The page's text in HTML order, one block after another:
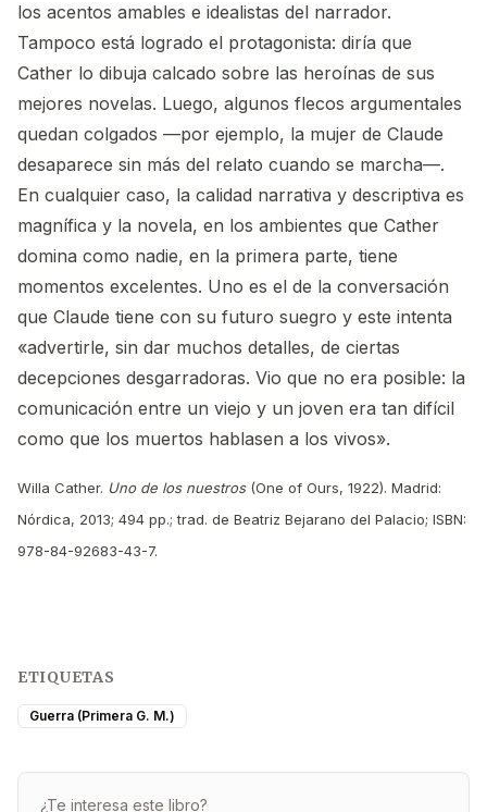
los acentos amables e idealistas del narrador.
Tampoco está logrado el protagonista: diría que
Cather lo dibuja calcado sobre las heroínas de sus
mejores novelas. Luego, algunos flecos argumentales
quedan colgados —por ejemplo, la mujer de Claude
desaparece sin más del relato cuando se marcha—.
En cualquier caso, la calidad narrativa y descriptiva es
magnífica y la novela, en los ambientes que Cather
domina como nadie, en la primera parte, tiene
momentos excelentes. Uno es el de la conversación
que Claude tiene con su futuro suegro y este intenta
«advertirle, sin dar muchos detalles, de ciertas
decepciones desgarradoras. Vio que no era posible: la
comunicación entre un viejo y un joven era tan difícil
como que los muertos hablasen a los vivos».
Willa Cather. Uno de los nuestros(One of Ours, 1922). Madrid:
Nórdica, 2013; 494 pp.; trad. de Beatriz Bejarano del Palacio; ISBN:
978-84-92683-43-7.
ETIQUETAS
Guerra (Primera G. M.)
¿Te interesa este libro?